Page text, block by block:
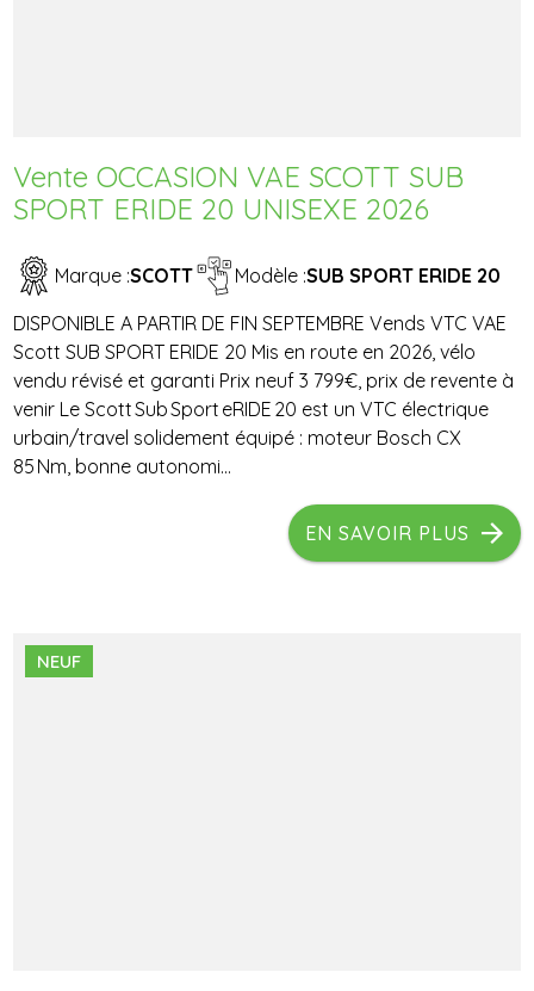
Vente OCCASION VAE SCOTT SUB
SPORT ERIDE 20 UNISEXE 2026
Marque :SCOTT Modèle :SUB SPORT ERIDE 20
DISPONIBLE A PARTIR DE FIN SEPTEMBRE Vends VTC VAE
Scott SUB SPORT ERIDE 20 Mis en route en 2026, vélo
vendu révisé et garanti Prix neuf 3 799€, prix de revente à
venir Le Scott Sub Sport eRIDE 20 est un VTC électrique
urbain/travel solidement équipé : moteur Bosch CX
85 Nm, bonne autonomi...
EN SAVOIR PLUS
NEUF